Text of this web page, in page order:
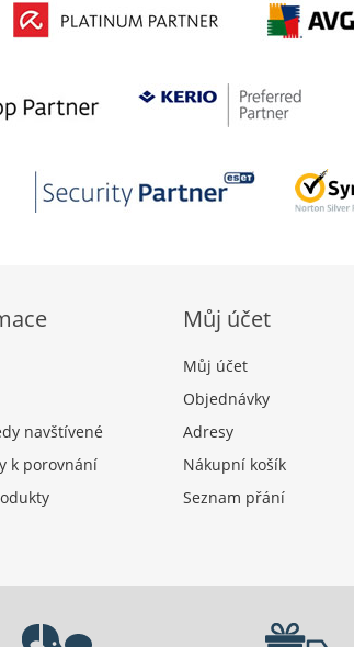
navštívené
k porovnání
Můj účet
Můj účet
Objednávky
Adresy
Nákupní košík
Seznam přání